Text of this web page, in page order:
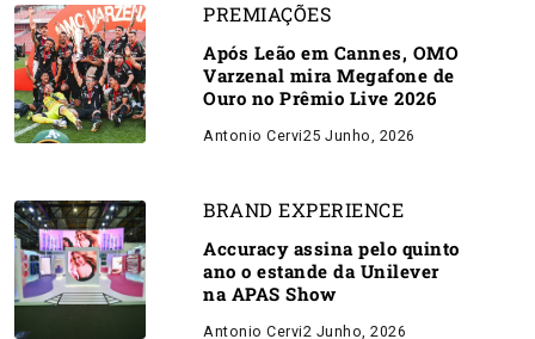
PREMIAÇÕES
Após Leão em Cannes, OMO
Varzenal mira Megafone de
Ouro no Prêmio Live 2026
Antonio Cervi25 Junho, 2026
BRAND EXPERIENCE
Accuracy assina pelo quinto
ano o estande da Unilever
na APAS Show
Antonio Cervi2 Junho, 2026